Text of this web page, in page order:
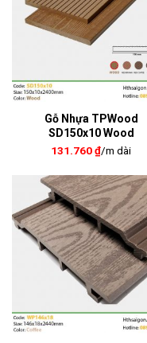
Gỗ Nhựa TPWood
SD150x10 Wood
131.760₫/m dài